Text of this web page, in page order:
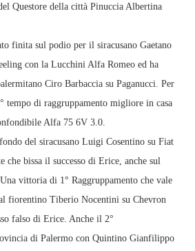
Questore della città Pinuccia Albertina
finita sul podio per il siracusano Gaetano
con la Lucchini Alfa Romeo ed ha
Ciro Barbaccia su Paganucci. Per
tempo di raggruppamento migliore in casa
Alfa 75 6V 3.0.
del siracusano Luigi Cosentino su Fiat
che bissa il successo di Erice, anche sul
vittoria di 1° Raggruppamento che vale
fiorentino Tiberio Nocentini su Chevron
falso di Erice. Anche il 2°
di Palermo con Quintino Gianfilippo